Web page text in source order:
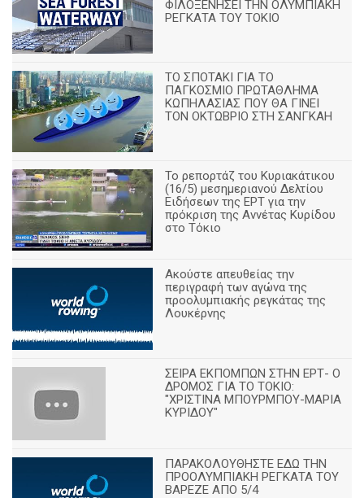
ΦΙΛΟΞΕΝΗΣΕΙ ΤΗΝ ΟΛΥΜΠΙΑΚΗ
ΡΕΓΚΑΤΑ ΤΟΥ ΤΟΚΙΟ
ΤΟ ΣΠΟΤΑΚΙ ΓΙΑ ΤΟ
ΠΑΓΚΟΣΜΙΟ ΠΡΩΤΑΘΛΗΜΑ
ΚΩΠΗΛΑΣΙΑΣ ΠΟΥ ΘΑ ΓΙΝΕΙ
ΤΟΝ ΟΚΤΩΒΡΙΟ ΣΤΗ ΣΑΝΓΚΑΗ
Το ρεπορτάζ του Κυριακάτικου
(16/5) μεσημεριανού Δελτίου
Ειδήσεων της ΕΡΤ για την
πρόκριση της Αννέτας Κυρίδου
στο Τόκιο
Ακούστε απευθείας την
περιγραφή των αγώνα της
προολυμπιακής ρεγκάτας της
Λουκέρνης
ΣΕΙΡΑ ΕΚΠΟΜΠΩΝ ΣΤΗΝ ΕΡΤ- Ο
ΔΡΟΜΟΣ ΓΙΑ ΤΟ ΤΟΚΙΟ:
"ΧΡΙΣΤΙΝΑ ΜΠΟΥΡΜΠΟΥ-ΜΑΡΙΑ
ΚΥΡΙΔΟΥ"
ΠΑΡΑΚΟΛΟΥΘΗΣΤΕ ΕΔΩ ΤΗΝ
ΠΡΟΟΛΥΜΠΙΑΚΗ ΡΕΓΚΑΤΑ ΤΟΥ
ΒΑΡΕΖΕ ΑΠΟ 5/4